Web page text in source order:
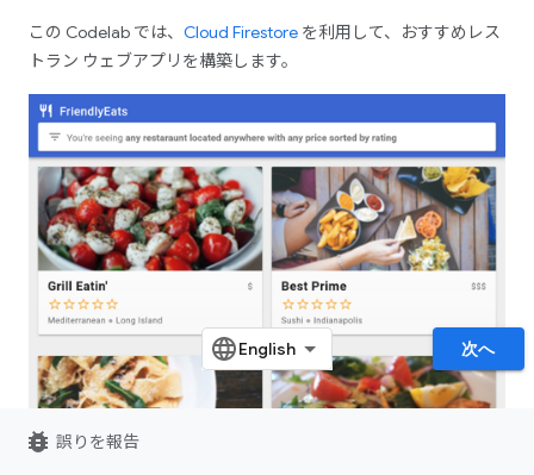
この Codelab では、 Cloud Firestore を利用して、おすすめレス
トラン ウェブアプリを構築します。
次へ
bug_report 誤りを報告